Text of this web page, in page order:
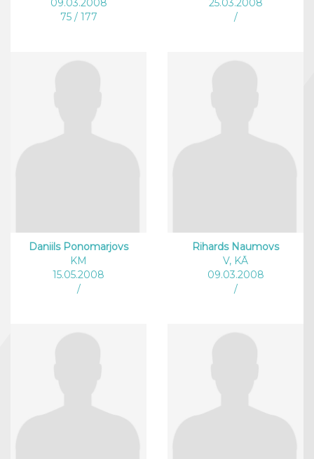
09.03.2008
75 / 177
25.03.2008
/
Daniils Ponomarjovs
KM
15.05.2008
/
Rihards Naumovs
V, KĀ
09.03.2008
/